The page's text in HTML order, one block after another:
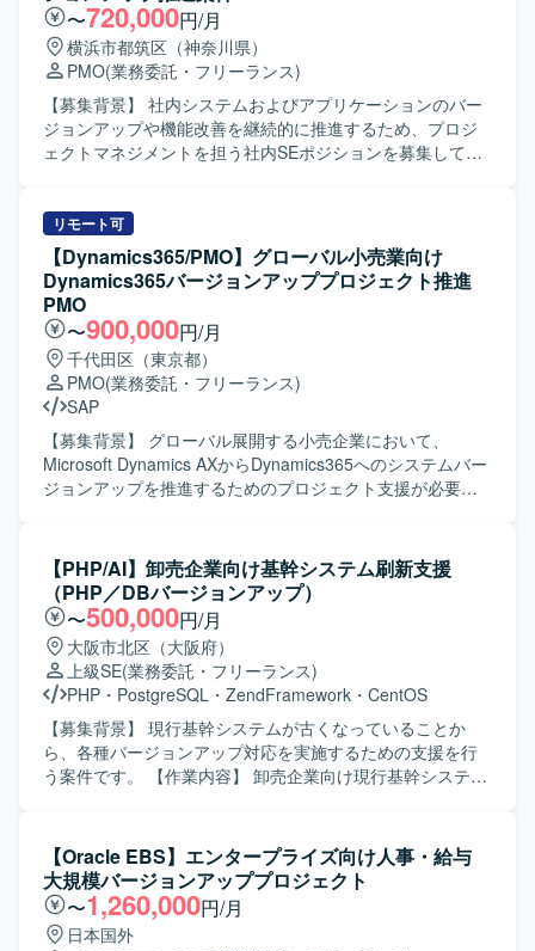
の移行またはリプレースに関わる検討・推進にも携わって
いただきます。ベンダーによる検証結果のレビュー、EBS
有識者としてのアドバイス提供、ユーザ部門へのヒアリン
グ、標準機能変更点の整理、改修要否の判断、対応方針の
検討および提案などを行っていただきます。 【求める人物
像】 関係者と円滑にコミュニケーションを取りながら、主
体的に課題抽出と改善提案ができる方を求めております。
ましいです。 【ポジションの魅力】 大規模な基幹システム
およびBI基盤のバージョンアップ・移行に上流から関わる
ことができ、EBSおよびOACに関する知見をさらに深めら
れる環境です。PMOとしてプロジェクトマネジメントスキ
ルを高めつつ、会計業務や標準機能に関する知識も強化し
ていただけます。 【開発環境】 Oracle E-Business Suite
12.1／12.2 OBIEE Oracle Analytics Cloud（OAC）
〜720,000円/月
横浜市都筑区（神奈川県）
PMO(業務委託・フリーランス)
【募集背景】 社内システムおよびアプリケーションのバー
ジョンアップや機能改善を継続的に推進するため、プロジ
ェクトマネジメントを担う社内SEポジションを募集してお
管理、リスク管理などプロジェクトマネジメント全般を担
当して頂きます。 具体的には、RFIやRFPの作成、WBSの
作成・更新、進捗の可視化や課題・リスクの洗い出しおよ
び対策立案を行って頂きます。 また、プロジェクトメンバ
ーとなる社内人員に対して、助言やフォローを行いなが
ら、関係者を巻き込みつつプロジェクトを推進して頂きま
す。 【求める人物像】 PJ推進のために5W1Hを明確に示
し、自ら考えて行動に移せる方を求めております。 指示待
ちではなく、リーダーとして主体的かつ前向きに動けるタ
イプの方を歓迎いたします。 ベンダーや社内各部門との折
衝・調整を円滑に行える高いコミュニケーション能力をお
持ちの方にマッチするポジションです。 【ポジションの魅
から関わることができます。 複数のステークホルダーと協
働しながら、要件整理から推進まで一貫して携わること
で、ビジネス理解とプロジェクトマネジメントスキルの双
方を高められる環境です。 【開発環境】 Webシステムおよ
びスマートフォンアプリケーションを対象としたプロジェ
クト環境となります。
リモート可
【Dynamics365/PMO】グローバル小売業向け
Dynamics365バージョンアッププロジェクト推進
PMO
〜900,000円/月
千代田区（東京都）
PMO(業務委託・フリーランス)
SAP
【募集背景】 グローバル展開する小売企業において、
Microsoft Dynamics AXからDynamics365へのシステムバー
ジョンアップを推進するためのプロジェクト支援が必要と
Dynamics365へのシステムバージョンアッププロジェクト
推進をご担当いただきます。 複数国で並行して進行するプ
ロジェクトにおいて、実行ベンダーの管理や各国事業部門
との連携調整を行い、発生する課題の解決を主導していた
だきます。 クライアントIT部門の一員としてプロジェクト
全体の統括と推進を担い、課題管理チケットの処理や進捗
管理を通じてプロジェクトを円滑に進行させるための支援
を行っていただきます。 【求める人物像】 関係者を巻き込
みながら主体的にプロジェクトを推進できる方を求めてお
ります。 【ポジションの魅力】 グローバルに展開する小売
ロールの経験を積むことができます。 【開発環境】
Microsoft Dynamics AX、Microsoft Dynamics365を中心と
したERP環境でのプロジェクトとなります。
【PHP/AI】卸売企業向け基幹システム刷新支援
（PHP／DBバージョンアップ）
〜500,000円/月
大阪市北区（大阪府）
上級SE(業務委託・フリーランス)
PHP ・ PostgreSQL ・ ZendFramework ・ CentOS
【募集背景】 現行基幹システムが古くなっていることか
ら、各種バージョンアップ対応を実施するための支援を行
う案件です。 【作業内容】 卸売企業向け現行基幹システム
OSなどの各種バージョンアップに伴う全機能検証や対応方
針の検討、検証計画の策定と実施などを担当していただき
ます。 【求める人物像】 バージョンアップ案件において主
体的に課題を整理し、検証計画や対応方針を自ら考えて推
進していただける方を求めております。AIツールを活用し
【Oracle EBS】エンタープライズ向け人事・給与
大規模バージョンアッププロジェクト
〜1,260,000円/月
日本国外